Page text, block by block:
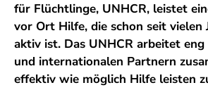
für Flüchtlinge, UNHCR, leistet
vor Ort Hilfe, die schon seit vielen
aktiv ist. Das UNHCR arbeitet
und internationalen Partnern
effektiv wie möglich Hilfe leisten